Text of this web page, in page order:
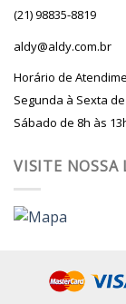
(21) 98835-8819
aldy@aldy.com.br
Horário de
Segunda à Sexta
Sábado de 8h às
VISITE NOSSA